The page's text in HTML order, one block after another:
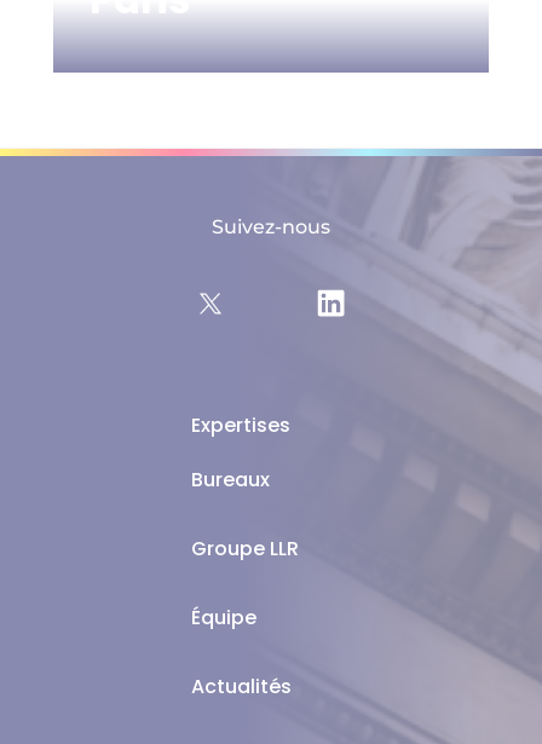
Expertises
Bureaux
Groupe LLR
Équipe
Actualités
Suivez-nous